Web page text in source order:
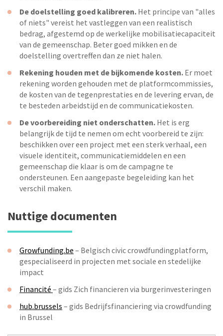
De doelstelling goed kalibreren. Het principe van "alles
of niets" vereist het vastleggen van een realistisch
bedrag, afgestemd op de werkelijke mobilisatiecapaciteit
van de gemeenschap. Beter goed mikken en de
doelstelling overtreffen dan ze niet halen.
Rekening houden met de bijkomende kosten. Er moet
rekening worden gehouden met de platformcommissies,
de kosten van de tegenprestaties en de levering ervan, de
te besteden arbeidstijd en de communicatiekosten.
De voorbereiding niet onderschatten. Het is erg
belangrijk de tijd te nemen om echt voorbereid te zijn:
beschikken over een project met een sterk verhaal, een
visuele identiteit, communicatiemiddelen en een
gemeenschap die klaar is om de campagne te
ondersteunen. Een aangepaste begeleiding kan het
verschil maken.
Nuttige documenten
Growfunding.be – Belgisch civic crowdfundingplatform,
gespecialiseerd in projecten met sociale en stedelijke
impact
Financité – gids Zich financieren via burgerinvesteringen
hub.brussels – gids Bedrijfsfinanciering via crowdfunding
in Brussel